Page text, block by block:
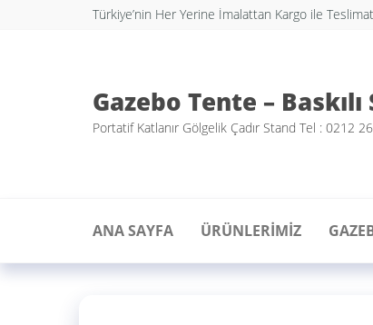
Türkiye’nin Her Yerine İmalattan Kargo ile
Gazebo Tente –
Portatif Katlanır Gölgelik Çadır Stand Tel : 0212
ANA SAYFA ÜRÜNLERIMIZ